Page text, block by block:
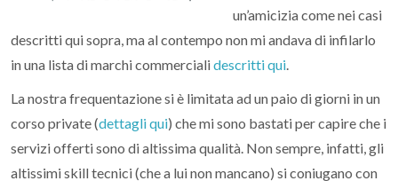
un’amicizia come nei casi
descritti qui sopra, ma al contempo non mi andava di infilarlo
in una lista di marchi commercialidescritti qui
La nostra frequentazione si è limitata ad un paio di giorni in un
corso private (dettagli qui) che mi sono bastati per capire che i
servizi offerti sono di altissima qualità. Non sempre, infatti, gli
altissimi skill tecnici (che a lui non mancano) si coniugano con